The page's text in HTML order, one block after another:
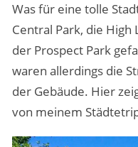
Was für eine tolle
Central Park, die High
der Prospect Park
waren allerdings die
der Gebäude. Hier
von meinem